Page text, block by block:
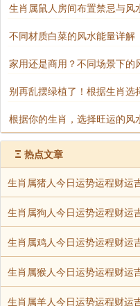
为“煞气”，影响财运；
不适合室内养护。
度要求较高，容易烂根
养护难度高的多肉：
部分“网红”多肉：如
护难度高，容易死亡，
寓意牵强或实际效果
某些观花多肉：花期
富的象征意义。
生肖属鼠人房间布置禁忌与风
不同材质白菜的风水能量详解
家用还是商用？不同场景下的
别再乱摆绿植了！根据生肖选
根据你的生肖，选择旺运的风
Ξ 热点文章
生肖属猪人今日运势运程财运
生肖属狗人今日运势运程财运
生肖属鸡人今日运势运程财运
生肖属猴人今日运势运程财运
生肖属羊人今日运势运程财运